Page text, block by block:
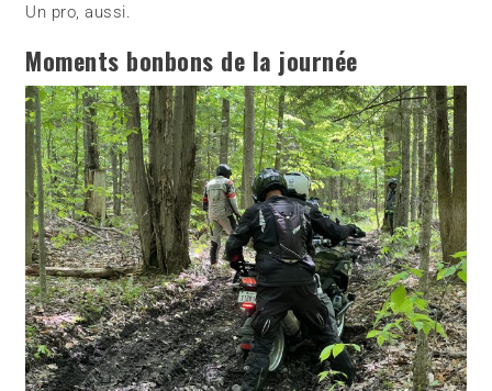
Un pro, aussi.
Moments bonbons de la journée